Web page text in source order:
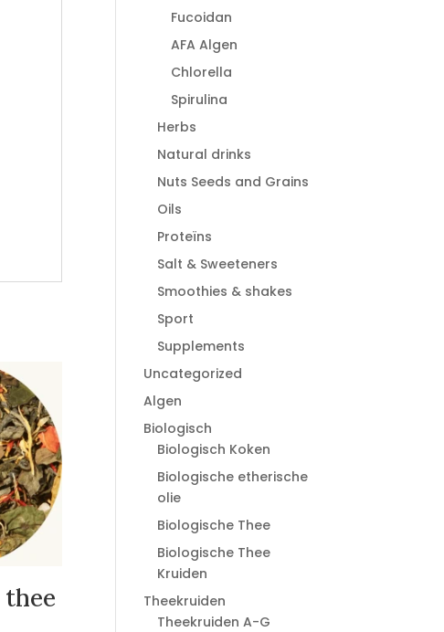
Fucoidan
AFA Algen
Chlorella
Spirulina
Herbs
Natural drinks
Nuts Seeds and Grains
Oils
Proteïns
Salt & Sweeteners
Smoothies & shakes
Sport
Supplements
Uncategorized
Algen
Biologisch
Biologisch Koken
Biologische etherische
olie
Biologische Thee
Biologische Thee
Kruiden
Theekruiden
Theekruiden A-G